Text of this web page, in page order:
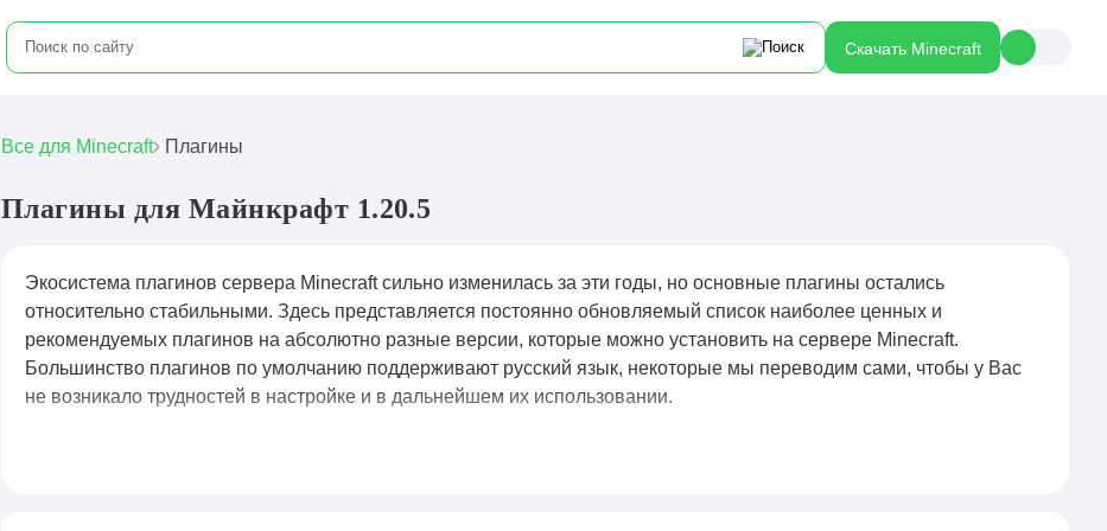
Скачать Minecraft
Все для Minecraft Плагины
Плагины для Майнкрафт 1.20.5
Экосистема плагинов сервера Minecraft сильно изменилась за эти годы, но основные плагины остались
относительно стабильными. Здесь представляется постоянно обновляемый список наиболее ценных и
рекомендуемых плагинов на абсолютно разные версии, которые можно установить на сервере Minecraft.
Большинство плагинов по умолчанию поддерживают русский язык, некоторые мы переводим сами, чтобы у Вас
не возникало трудностей в настройке и в дальнейшем их использовании.